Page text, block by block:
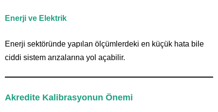
Enerji ve Elektrik
Enerji sektöründe yapılan ölçümlerdeki en küçük hata bile
ciddi sistem arızalarına yol açabilir.
Akredite Kalibrasyonun Önemi